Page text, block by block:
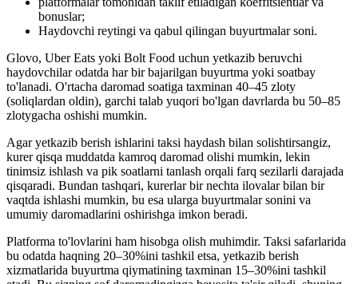
bonuslar;
Haydovchi reytingi va qabul qilingan buyurtmalar soni.
Glovo, Uber Eats yoki Bolt Food uchun yetkazib beruvchi
haydovchilar odatda har bir bajarilgan buyurtma yoki soatbay
to'lanadi. O'rtacha daromad soatiga taxminan 40–45 zloty
(soliqlardan oldin), garchi talab yuqori bo'lgan davrlarda bu 50–85
zlotygacha oshishi mumkin.
Agar yetkazib berish ishlarini taksi haydash bilan solishtirsangiz,
kurer qisqa muddatda kamroq daromad olishi mumkin, lekin
tinimsiz ishlash va pik soatlarni tanlash orqali farq sezilarli darajada
qisqaradi. Bundan tashqari, kurerlar bir nechta ilovalar bilan bir
vaqtda ishlashi mumkin, bu esa ularga buyurtmalar sonini va
umumiy daromadlarini oshirishga imkon beradi.
Platforma to'lovlarini ham hisobga olish muhimdir. Taksi safarlarida
bu odatda haqning 20–30%ini tashkil etsa, yetkazib berish
xizmatlarida buyurtma qiymatining taxminan 15–30%ini tashkil